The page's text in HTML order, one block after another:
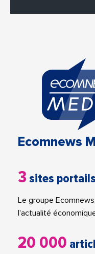
Ecomnews
3 sites portails
Le groupe
l'actualité
20 000